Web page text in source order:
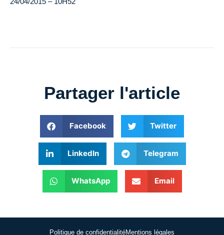
Partager l'article
Facebook Twitter
LinkedIn Telegram
WhatsApp Email
Politique de confidentialitéMentions légales